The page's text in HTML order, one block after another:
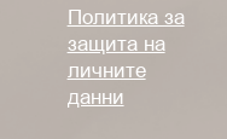
Политика за
защита на
личните
данни